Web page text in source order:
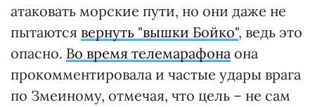
атаковать морские пути, но они даже не
пытаются вернуть "вышки Бойко", ведь это
опасно. Во время телемарафона она
прокомментировала и частые удары врага
по Змеиному, отмечая, что цель – не сам